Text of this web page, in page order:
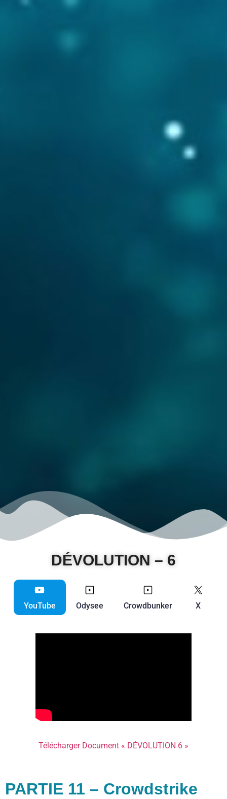
DÉVOLUTION – 6
YouTube Odysee Crowdbunker X
Télécharger Document « DÉVOLUTION 6 »
PARTIE 11 – Crowdstrike